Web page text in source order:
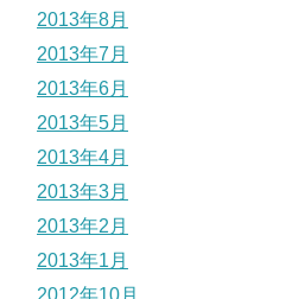
2013年8月
2013年7月
2013年6月
2013年5月
2013年4月
2013年3月
2013年2月
2013年1月
2012年10月